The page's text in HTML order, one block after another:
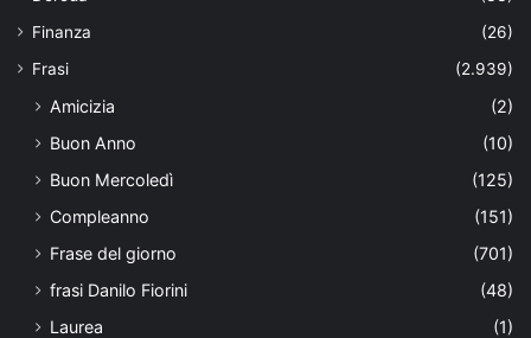
Finanza
(26)
Frasi
(2.939)
Amicizia
(2)
Buon Anno
(10)
Buon Mercoledì
(125)
Compleanno
(151)
Frase del giorno
(701)
frasi Danilo Fiorini
(48)
Laurea
(1)